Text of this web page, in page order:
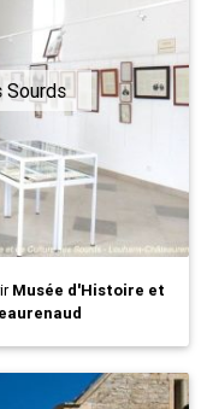
Sourds
Musée d'Histoire et